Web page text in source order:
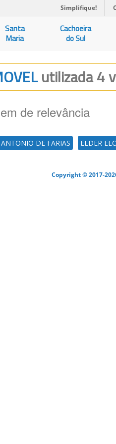
Simplifique!
Santa
Maria
Cachoeira
do Sul
utilizada 4
de relevância
ANTONIO DE FARIAS ELDER
Copyright © 2017-